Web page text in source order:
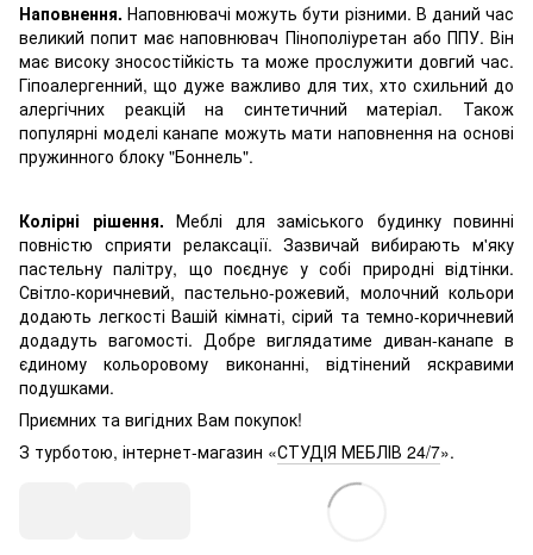
Наповнення. Наповнювачі можуть бути різними. В даний час
великий попит має наповнювач Пінополіуретан або ППУ. Він
має високу зносостійкість та може прослужити довгий час.
Гіпоалергенний, що дуже важливо для тих, хто схильний до
алергічних реакцій на синтетичний матеріал. Також
популярні моделі канапе можуть мати наповнення на основі
пружинного блоку "Боннель".
Колірні рішення. Меблі для заміського будинку повинні
повністю сприяти релаксації. Зазвичай вибирають м'яку
пастельну палітру, що поєднує у собі природні відтінки.
Світло-коричневий, пастельно-рожевий, молочний кольори
додають легкості Вашій кімнаті, сірий та темно-коричневий
додадуть вагомості. Добре виглядатиме диван-канапе в
єдиному кольоровому виконанні, відтінений яскравими
подушками.
Приємних та вигідних Вам покупок!
З турботою, інтернет-магазин «СТУДІЯ МЕБЛІВ 24/7».